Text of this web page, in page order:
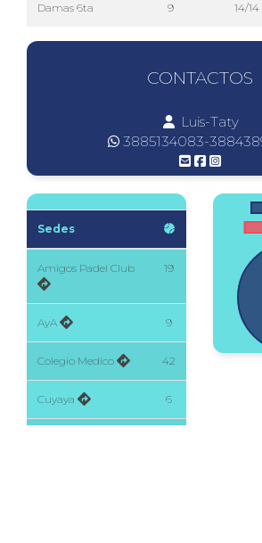
Damas 6ta 9 14/14
CONTACTOS
Luis-Taty
3885134083-
Sedes
Amigos Padel Club 19
AyA 9
Colegio Medico 42
Cuyaya 6